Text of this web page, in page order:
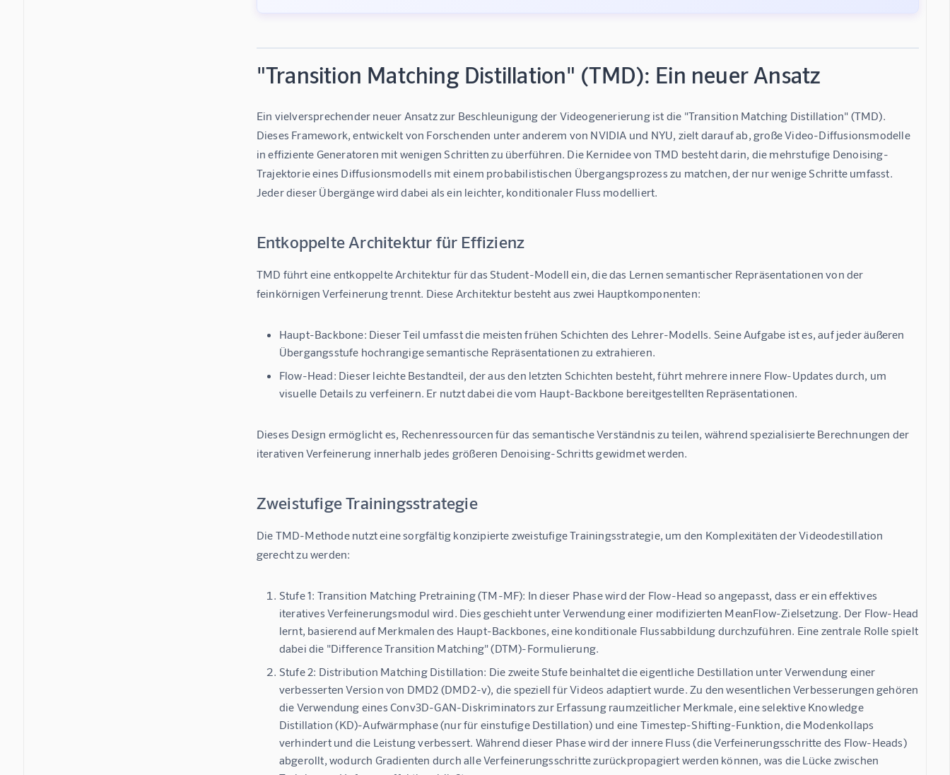
"Transition Matching Distillation" (TMD): Ein neuer Ansatz
Ein vielversprechender neuer Ansatz zur Beschleunigung der Videogenerierung ist die "Transition Matching Distillation" (TMD).
Dieses Framework, entwickelt von Forschenden unter anderem von NVIDIA und NYU, zielt darauf ab, große Video-Diffusionsmodelle
in effiziente Generatoren mit wenigen Schritten zu überführen. Die Kernidee von TMD besteht darin, die mehrstufige Denoising-
Trajektorie eines Diffusionsmodells mit einem probabilistischen Übergangsprozess zu matchen, der nur wenige Schritte umfasst.
Jeder dieser Übergänge wird dabei als ein leichter, konditionaler Fluss modelliert.
Entkoppelte Architektur für Effizienz
TMD führt eine entkoppelte Architektur für das Student-Modell ein, die das Lernen semantischer Repräsentationen von der
feinkörnigen Verfeinerung trennt. Diese Architektur besteht aus zwei Hauptkomponenten:
Haupt-Backbone: Dieser Teil umfasst die meisten frühen Schichten des Lehrer-Modells. Seine Aufgabe ist es, auf jeder äußeren
Übergangsstufe hochrangige semantische Repräsentationen zu extrahieren.
Flow-Head: Dieser leichte Bestandteil, der aus den letzten Schichten besteht, führt mehrere innere Flow-Updates durch, um
visuelle Details zu verfeinern. Er nutzt dabei die vom Haupt-Backbone bereitgestellten Repräsentationen.
Dieses Design ermöglicht es, Rechenressourcen für das semantische Verständnis zu teilen, während spezialisierte Berechnungen der
iterativen Verfeinerung innerhalb jedes größeren Denoising-Schritts gewidmet werden.
Zweistufige Trainingsstrategie
Die TMD-Methode nutzt eine sorgfältig konzipierte zweistufige Trainingsstrategie, um den Komplexitäten der Videodestillation
gerecht zu werden:
Stufe 1: Transition Matching Pretraining (TM-MF): In dieser Phase wird der Flow-Head so angepasst, dass er ein effektives
iteratives Verfeinerungsmodul wird. Dies geschieht unter Verwendung einer modifizierten MeanFlow-Zielsetzung. Der Flow-Head
lernt, basierend auf Merkmalen des Haupt-Backbones, eine konditionale Flussabbildung durchzuführen. Eine zentrale Rolle spielt
dabei die "Difference Transition Matching" (DTM)-Formulierung.
Stufe 2: Distribution Matching Distillation: Die zweite Stufe beinhaltet die eigentliche Destillation unter Verwendung einer
verbesserten Version von DMD2 (DMD2-v), die speziell für Videos adaptiert wurde. Zu den wesentlichen Verbesserungen gehören
die Verwendung eines Conv3D-GAN-Diskriminators zur Erfassung raumzeitlicher Merkmale, eine selektive Knowledge
Distillation (KD)-Aufwärmphase (nur für einstufige Destillation) und eine Timestep-Shifting-Funktion, die Modenkollaps
verhindert und die Leistung verbessert. Während dieser Phase wird der innere Fluss (die Verfeinerungsschritte des Flow-Heads)
abgerollt, wodurch Gradienten durch alle Verfeinerungsschritte zurückpropagiert werden können, was die Lücke zwischen